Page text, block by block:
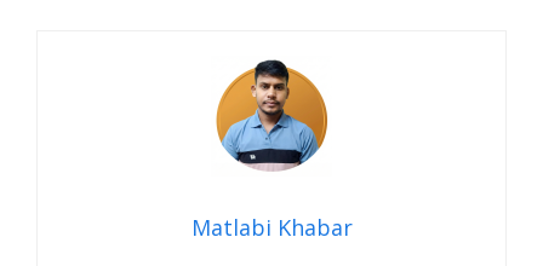
Matlabi Khabar